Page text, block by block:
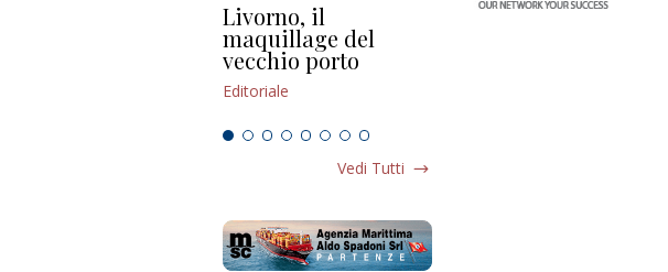
Livorno, il
maquillage del
vecchio porto
Editoriale
L’uscita di scena di
Vedi Tutti